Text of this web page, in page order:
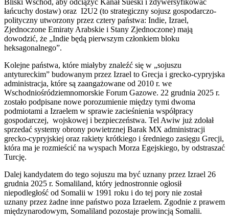
łańcuchy dostaw) oraz I2U2 (to strategiczny sojusz gospodarczo-
polityczny utworzony przez cztery państwa: Indie, Izrael,
Zjednoczone Emiraty Arabskie i Stany Zjednoczone) mają
dowodzić, że „Indie będą pierwszym członkiem bloku
heksagonalnego”.
Kolejne państwa, które miałyby znaleźć się w „sojuszu
antytureckim” budowanym przez Izrael to Grecja i grecko-cypryjska
administracja, które są zaangażowane od 2010 r. we
Wschodniośródziemnomorskie Forum Gazowe. 22 grudnia 2025 r.
zostało podpisane nowe porozumienie między tymi dwoma
podmiotami a Izraelem w sprawie zacieśnienia współpracy
gospodarczej, wojskowej i bezpieczeństwa. Tel Awiw już zdołał
sprzedać systemy obrony powietrznej Barak MX administracji
grecko-cypryjskiej oraz rakiety krótkiego i średniego zasięgu Grecji,
która ma je rozmieścić na wyspach Morza Egejskiego, by odstraszać
Turcję.
Dalej kandydatem do tego sojuszu ma być uznany przez Izrael 26
grudnia 2025 r. Somaliland, który jednostronnie ogłosił
niepodległość od Somalii w 1991 roku i do tej pory nie został
uznany przez żadne inne państwo poza Izraelem. Zgodnie z prawem
międzynarodowym, Somaliland pozostaje prowincją Somalii.